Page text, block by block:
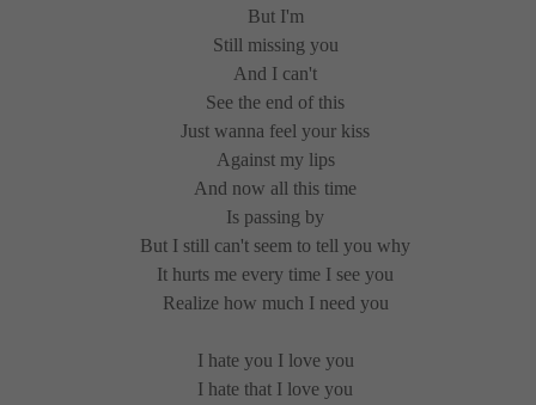
But I'm
Still missing you
And I can't
See the end of this
Just wanna feel your kiss
Against my lips
And now all this time
Is passing by
But I still can't seem to tell you why
It hurts me every time I see you
Realize how much I need you
I hate you I love you
I hate that I love you